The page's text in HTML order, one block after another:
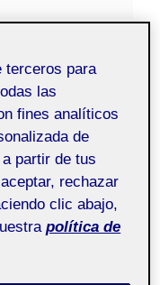
suelo ir para
la comida del día,
y poco más.
en los
incluso por
uno de los
terceros para
las
fines analíticos
de
partir de tus
rechazar
clic abajo,
política de